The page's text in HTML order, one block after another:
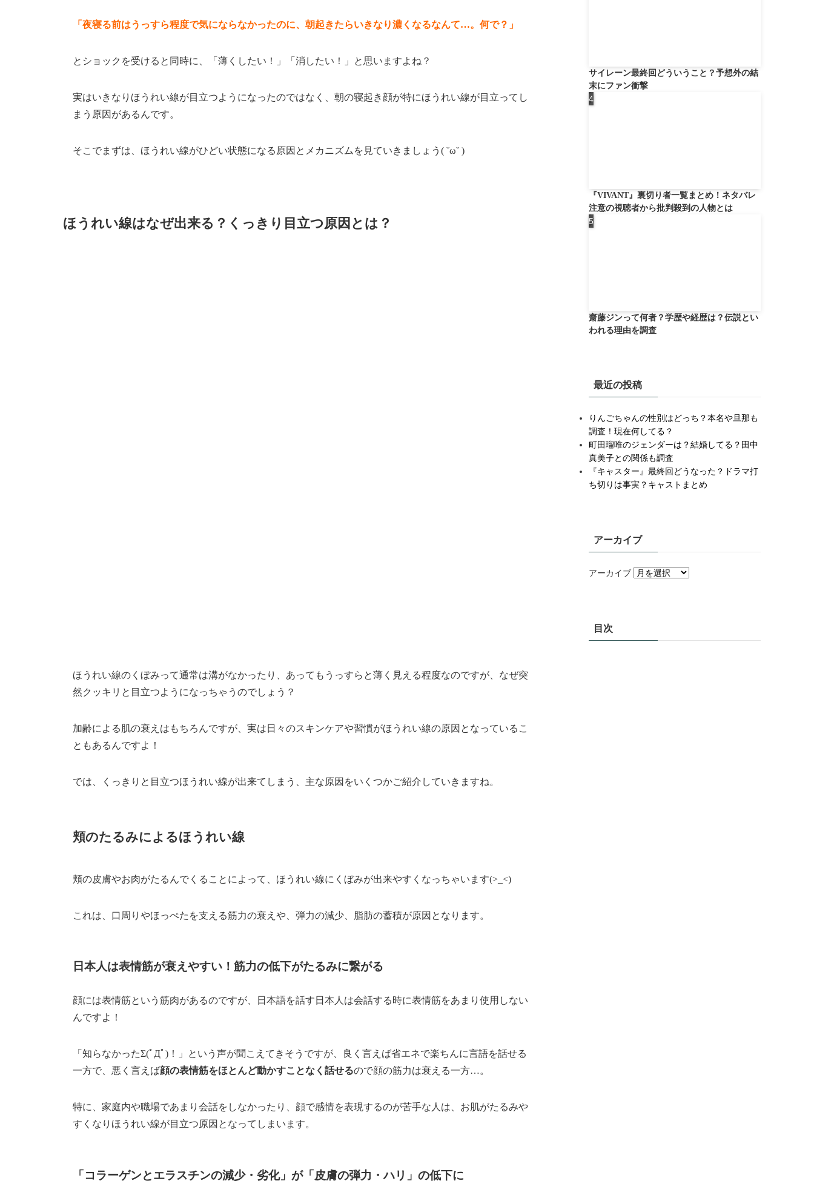
「夜寝る前はうっすら程度で気にならなかったのに、朝起きたらいきなり濃くなるなんて…。何で？」
とショックを受けると同時に、「薄くしたい！」「消したい！」と思いますよね？
実はいきなりほうれい線が目立つようになったのではなく、朝の寝起き顔が特にほうれい線が目立ってし
まう原因があるんです。
そこでまずは、ほうれい線がひどい状態になる原因とメカニズムを見ていきましょう( ˘ω˘ )
ほうれい線はなぜ出来る？くっきり目立つ原因とは？
ほうれい線のくぼみって通常は溝がなかったり、あってもうっすらと薄く見える程度なのですが、なぜ突
然クッキリと目立つようになっちゃうのでしょう？
加齢による肌の衰えはもちろんですが、実は 日々のスキンケアや習慣がほうれい線の原因 となっているこ
ともあるんですよ！
では、くっきりと目立つほうれい線が出来てしまう、主な原因をいくつかご紹介していきますね。
頬のたるみによるほうれい線
頬の皮膚やお肉がたるんでくることによって、ほうれい線にくぼみが出来やすくなっちゃいます(>_<)
これは、口周りやほっぺたを支える筋力の衰えや、弾力の減少、脂肪の蓄積が原因となります。
日本人は表情筋が衰えやすい！筋力の低下がたるみに繋がる
顔には表情筋という筋肉があるのですが、
日本語を話す日本人は会話する時に表情筋をあまり使用しない
んですよ！
「知らなかったΣ(ﾟДﾟ)！」という声が聞こえてきそうですが、良く言えば省エネで楽ちんに言語を話せる
一方で、悪く言えば顔の表情筋をほとんど動かすことなく話せるので顔の筋力は衰える一方…。
特に、家庭内や職場であまり会話をしなかったり、顔で感情を表現するのが苦手な人は、お肌がたるみや
すくなりほうれい線が目立つ原因となってしまいます。
「コラーゲンとエラスチンの減少・劣化」が「皮膚の弾力・ハリ」の低下に
サイレーン最終回どういうこと？予想外の結
末にファン衝撃
『VIVANT』裏切り者一覧まとめ！ネタバレ
注意の視聴者から批判殺到の人物とは
齋藤ジンって何者？学歴や経歴は？伝説とい
われる理由を調査
最近の投稿
りんごちゃんの性別はどっち？本名や旦那も
調査！現在何してる？
町田瑠唯のジェンダーは？結婚してる？田中
真美子との関係も調査
『キャスター』最終回どうなった？ドラマ打
ち切りは事実？キャストまとめ
アーカイブ
アーカイブ
目次